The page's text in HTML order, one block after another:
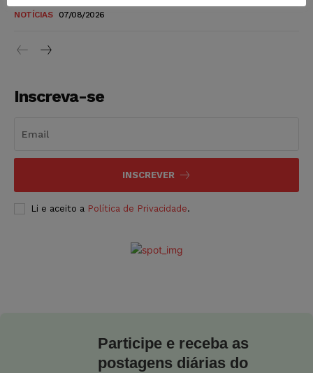
NOTÍCIAS 07/08/2026
Inscreva-se
INSCREVER
Li e aceito a Política de Privacidade.
Participe e receba as
postagens diárias do